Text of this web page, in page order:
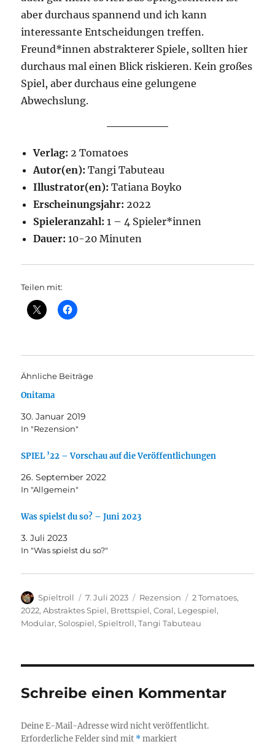
aber durchaus spannend und ich kann
interessante Entscheidungen treffen.
Freund*innen abstrakterer Spiele, sollten hier
durchaus mal einen Blick riskieren. Kein großes
Spiel, aber durchaus eine gelungene
Abwechslung.
Verlag:2 Tomatoes
Autor(en): Tangi Tabuteau
Illustrator(en): Tatiana Boyko
Erscheinungsjahr: 2022
Spieleranzahl: 1 – 4 Spieler*innen
Dauer: 10-20 Minuten
Teilen mit:
Ähnliche Beiträge
Onitama
30. Januar 2019
In "Rezension"
SPIEL ’22 – Vorschau auf die Veröffentlichungen
26. September 2022
In "Allgemein"
Was spielst du so? – Juni 2023
3. Juli 2023
In "Was spielst du so?"
Autor
Spieltroll
Veröffentlicht
am
7. Juli 2023 Kategorien
Rezension Schlagwörter
2 Tomatoes,
2022,Abstraktes Spiel, Brettspiel,Coral, Legespiel,
Modular,Solospiel,Spieltroll,Tangi Tabuteau
Schreibe einen Kommentar
Deine E-Mail-Adresse wird nicht veröffentlicht.
Erforderliche Felder sind mit *markiert